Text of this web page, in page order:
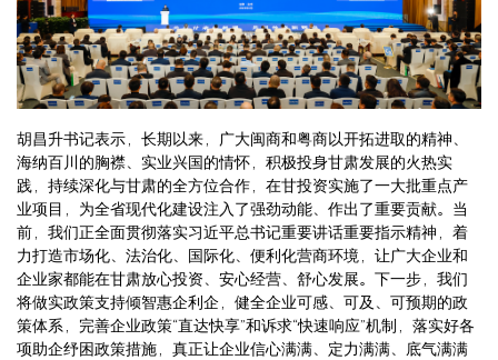
胡昌升书记表示，长期以来，广大闽商和粤商以开拓进取的精神、
海纳百川的胸襟、实业兴国的情怀，积极投身甘肃发展的火热实
践，持续深化与甘肃的全方位合作，在甘投资实施了一大批重点产
业项目，为全省现代化建设注入了强劲动能、作出了重要贡献。当
前，我们正全面贯彻落实习近平总书记重要讲话重要指示精神，着
力打造市场化、法治化、国际化、便利化营商环境，让广大企业和
企业家都能在甘肃放心投资、安心经营、舒心发展。下一步，我们
将做实政策支持倾智惠企利企，健全企业可感、可及、可预期的政
策体系，完善企业政策“直达快享”和诉求“快速响应”机制，落实好各
项助企纾困政策措施，真正让企业信心满满、定力满满、底气满满